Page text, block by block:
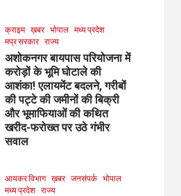
क्राइम ख़बर भोपाल मध्य प्रदेश
मप्र सरकार राज्य
अशोकनगर बायपास परियोजना में
करोड़ों के भूमि घोटाले की
आशंका! एलायमेंट बदलने, गरीबों
की पट्टे की जमीनों की बिक्री
और भूमाफियाओं की कथित
खरीद-फरोख्त पर उठे गंभीर
सवाल
आयकर विभाग ख़बर जनसंपर्क भोपाल
मध्य प्रदेश राज्य